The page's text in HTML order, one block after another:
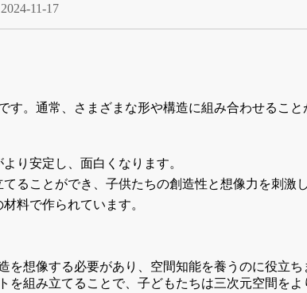
2024-11-17
。通常、さまざまな形や構造に組み合わせるこ
り安定し、面白くなります。
ることができ、子供たちの創造性と想像力を刺激し
料で作られています。
想像する必要があり、空間知能を養うのに役立
組み立てることで、子どもたちは三次元空間を